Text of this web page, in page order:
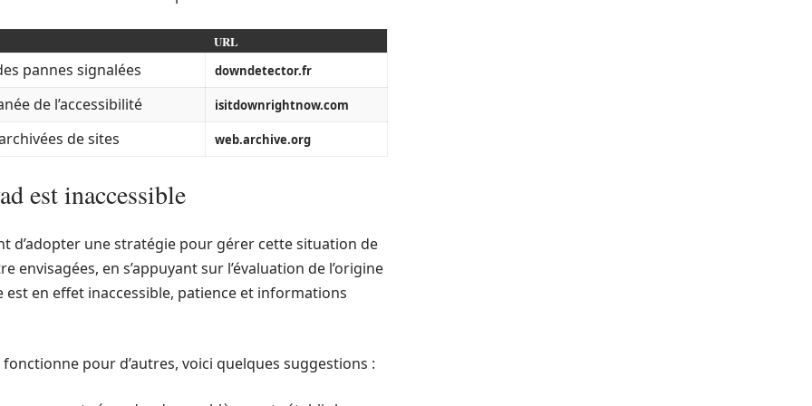
URL
pannes signalées downdetector.fr
de l’accessibilité isitdownrightnow.com
de sites web.archive.org
est inaccessible
d’adopter une stratégie pour gérer cette situation de
en s’appuyant sur l’évaluation de l’origine
en effet inaccessible, patience et informations
pour d’autres, voici quelques suggestions :